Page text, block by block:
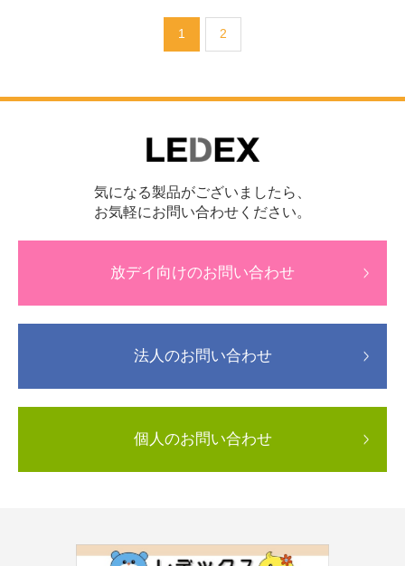
1 2
気になる製品がございましたら、
お気軽にお問い合わせください。
放デイ向けのお問い合わせ
法人のお問い合わせ
個人のお問い合わせ